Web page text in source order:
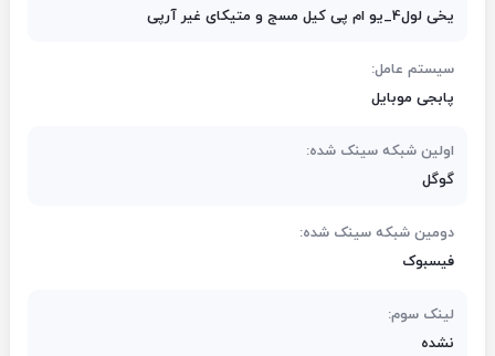
یخی لول4_یو ام پی کیل مسج و متیکای غیر آرپی
سیستم عامل:
پابجی موبایل
اولین شبکه سینک شده:
گوگل
دومین شبکه سینک شده:
فیسبوک
لینک سوم:
نشده